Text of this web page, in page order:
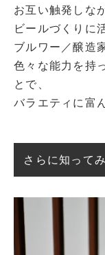
お互い触発しな
ビールづくりに
ブルワー／醸造
色々な能力を持
とで、
バラエティに富
さらに知って